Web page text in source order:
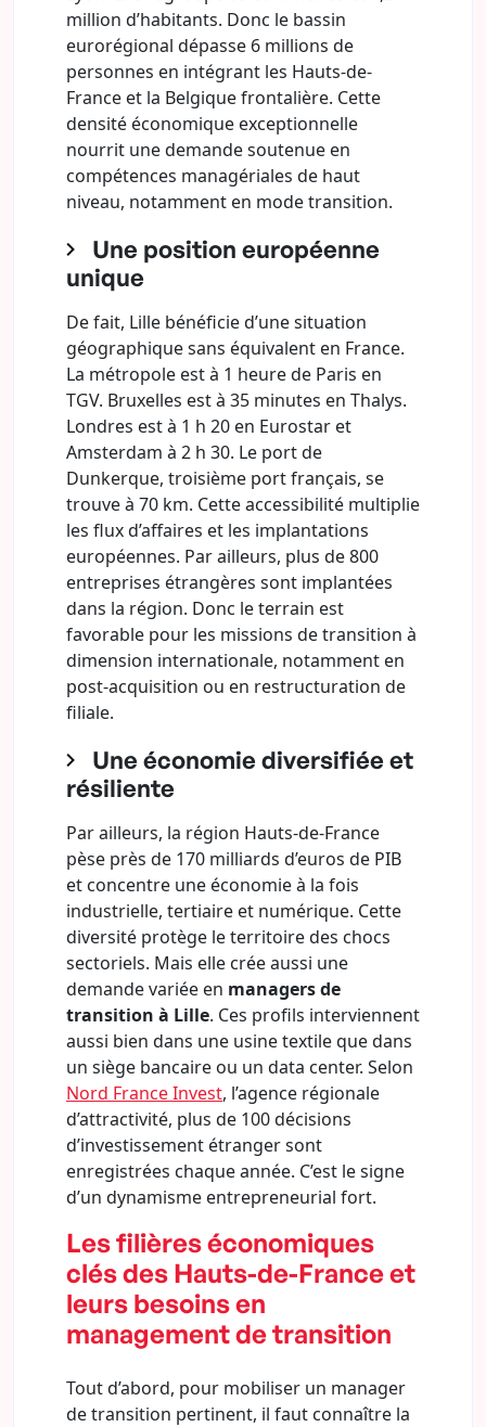
million d’habitants. Donc le bassin
eurorégional dépasse 6 millions de
personnes en intégrant les Hauts-de-
France et la Belgique frontalière. Cette
densité économique exceptionnelle
nourrit une demande soutenue en
compétences managériales de haut
niveau, notamment en mode transition.
Une position européenne
unique
De fait, Lille bénéficie d’une situation
géographique sans équivalent en France.
La métropole est à 1 heure de Paris en
TGV. Bruxelles est à 35 minutes en Thalys.
Londres est à 1 h 20 en Eurostar et
Amsterdam à 2 h 30. Le port de
Dunkerque, troisième port français, se
trouve à 70 km. Cette accessibilité multiplie
les flux d’affaires et les implantations
européennes. Par ailleurs, plus de 800
entreprises étrangères sont implantées
dans la région. Donc le terrain est
favorable pour les missions de transition à
dimension internationale, notamment en
post-acquisition ou en restructuration de
filiale.
Une économie diversifiée et
résiliente
Par ailleurs, la région Hauts-de-France
pèse près de 170 milliards d’euros de PIB
et concentre une économie à la fois
industrielle, tertiaire et numérique. Cette
diversité protège le territoire des chocs
sectoriels. Mais elle crée aussi une
demande variée en managers de
transition à Lille. Ces profils interviennent
aussi bien dans une usine textile que dans
un siège bancaire ou un data center. Selon
Nord France Invest, l’agence régionale
d’attractivité, plus de 100 décisions
d’investissement étranger sont
enregistrées chaque année. C’est le signe
d’un dynamisme entrepreneurial fort.
Les filières économiques
clés des Hauts-de-France et
leurs besoins en
management de transition
Tout d’abord, pour mobiliser un manager
de transition pertinent, il faut connaître la